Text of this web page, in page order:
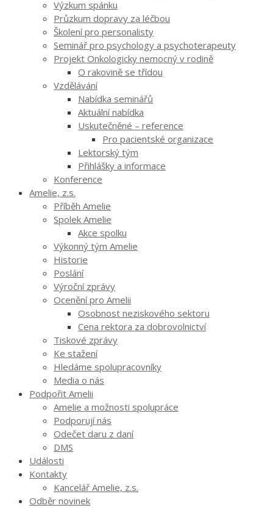
Výzkum spánku
Průzkum dopravy za léčbou
Školení pro personalisty
Seminář pro psychology a psychoterapeuty
Projekt Onkologicky nemocný v rodině
O rakovině se třídou
Vzdělávání
Nabídka seminářů
Aktuální nabídka
Uskutečněné – reference
Pro pacientské organizace
Lektorský tým
Přihlášky a informace
Konference
Amelie, z.s.
Příběh Amelie
Spolek Amelie
Akce spolku
Výkonný tým Amelie
Historie
Poslání
Výroční zprávy
Ocenění pro Amelii
Osobnost neziskového sektoru
Cena rektora za dobrovolnictví
Tiskové zprávy
Ke stažení
Hledáme spolupracovníky
Media o nás
Podpořit Amelii
Amelie a možnosti spolupráce
Podporují nás
Odečet daru z daní
DMS
Události
Kontakty
Kancelář Amelie, z.s.
Odběr novinek